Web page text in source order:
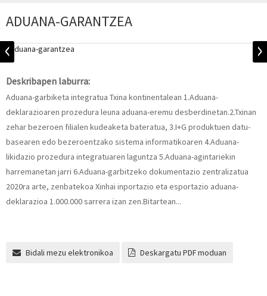
ADUANA-GARANTZEA
Deskribapen laburra:
Aduana-garbiketa integratua Txina kontinentalean 1.Aduana-
deklarazioaren prozedura leuna aduana-eremu desberdinetan.2.Txinan
zehar bezeroen filialen kudeaketa bateratua, 3.I+G produktuen datu-
basearen edo bezeroentzako sistema informatikoaren 4.Aduana-
likidazio prozedura integratuaren laguntza 5.Aduana-agintariekin
harremanetan jarri 6.Aduana-garbitzeko dokumentazio zentralizatua
2020ra arte, zenbatekoa Xinhai inportazio eta esportazio aduana-
deklarazioa 1.000.000 sarrera izan zen.Bitartean...
Bidali mezu elektronikoa Deskargatu PDF moduan